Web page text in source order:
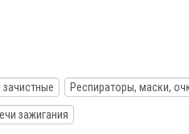
зачистные Респираторы, маски,
зажигания